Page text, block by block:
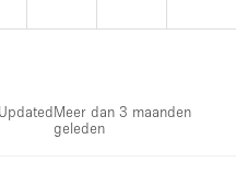
UpdatedMeer dan 3 maanden
geleden